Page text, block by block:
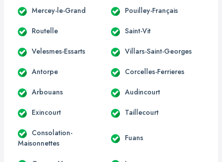
Mercey-le-Grand Pouilley-Français
Routelle Saint-Vit
Velesmes-Essarts Villars-Saint-Georges
Antorpe Corcelles-Ferrieres
Arbouans Audincourt
Exincourt Taillecourt
Consolation-
Maisonnettes
Fuans